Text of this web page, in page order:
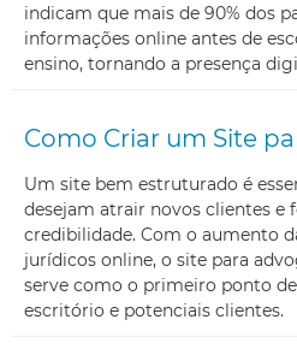
indicam que mais de 90% dos
informações online antes de
ensino, tornando a presença
Como Criar um Site
Um site bem estruturado é
desejam atrair novos clientes e
credibilidade. Com o aumento
jurídicos online, o site para
serve como o primeiro ponto
escritório e potenciais clientes.